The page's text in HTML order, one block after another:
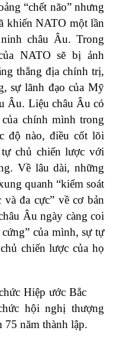
“chết não” nhưng
khiến NATO một lần
châu Âu. Trong
NATO sẽ bị ảnh
thẳng địa chính trị,
sự lãnh đạo của Mỹ
Âu. Liệu châu Âu có
chính mình trong
độ nào, điều cốt lõi
chủ chiến lược với
Về lâu dài, những
quanh “kiểm soát
và đa cực” về cơ bản
Âu ngày càng coi
của mình, sự tự
chiến lược của họ
Hiệp ước Bắc
hội nghị thượng
năm thành lập.